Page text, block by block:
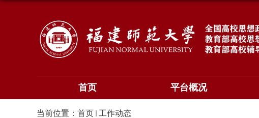
首页 平台概况
当前位置： 首页 工作动态